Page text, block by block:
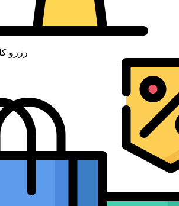
رزرو